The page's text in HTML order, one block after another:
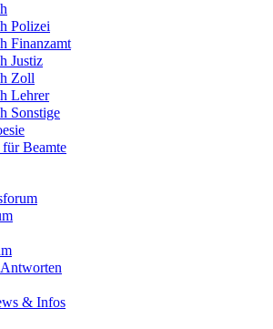
Polizei
Finanzamt
Justiz
Zoll
Lehrer
Sonstige
Beamte
& Infos